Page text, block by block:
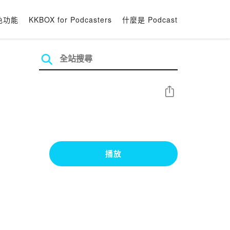
功能 KKBOX for Podcasters 什麼是 Podcast
分享
播放